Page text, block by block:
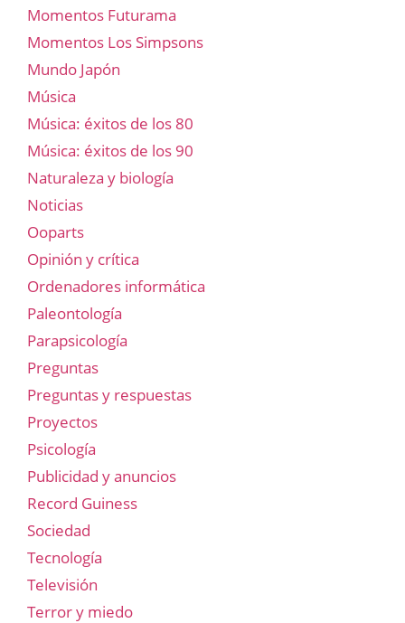
Momentos Futurama
Momentos Los Simpsons
Mundo Japón
Música
Música: éxitos de los 80
Música: éxitos de los 90
Naturaleza y biología
Noticias
Ooparts
Opinión y crítica
Ordenadores informática
Paleontología
Parapsicología
Preguntas
Preguntas y respuestas
Proyectos
Psicología
Publicidad y anuncios
Record Guiness
Sociedad
Tecnología
Televisión
Terror y miedo